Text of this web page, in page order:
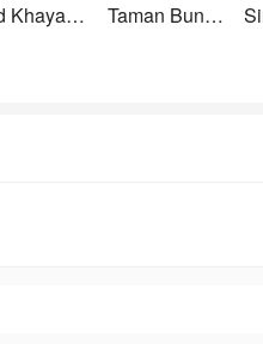
Sad Khayangan Pura Batursari Taman Bunga Batukaru Pujungan